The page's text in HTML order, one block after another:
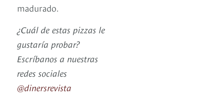
madurado.
¿Cuál de estas pizzas le
gustaría probar?
Escríbanos a nuestras
redes sociales
@dinersrevista